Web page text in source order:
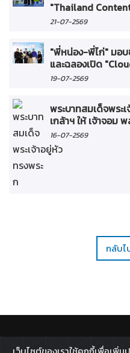
"Thailand
21-07-2569
"พี่หน่อง-พี่ไก่" มอ
และฉลองเปิด
19-07-2569
พระบาทสมเด็จพระ
เกล้าฯ ให้ เจ้าจอม
16-07-2569
กลับไ